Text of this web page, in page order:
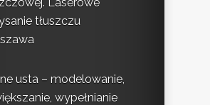
tłuszczu
usta – modelowanie,
wypełnianie